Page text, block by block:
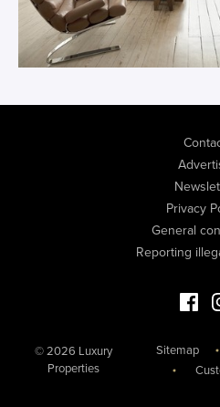
Privacy
General
Reporting
© 2026 Luxury
Properties
Sitemap